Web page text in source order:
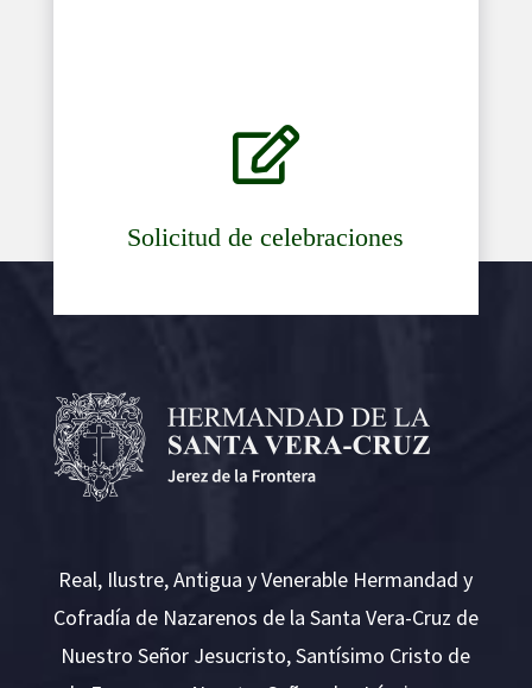

Solicitud de celebraciones
Real, Ilustre, Antigua y Venerable Hermandad y
Cofradía de Nazarenos de la Santa Vera-Cruz de
Nuestro Señor Jesucristo, Santísimo Cristo de